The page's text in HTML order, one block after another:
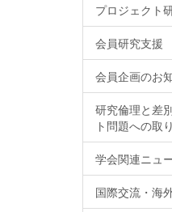
プロジェクト
会員研究支援
会員企画のお
研究倫理と差
ト問題への取
学会関連ニュ
国際交流・海